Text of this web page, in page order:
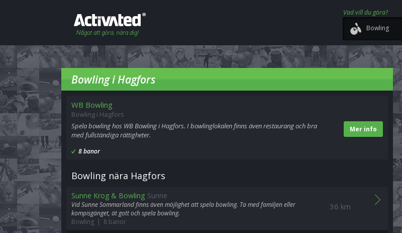
Vad vill du göra?
Bowling
Bowling i Hagfors
WB Bowling
Bowling i Hagfors
Mer info
Spela bowling hos WB Bowling i Hagfors. I bowlinglokalen finns även restaurang och bra
med fullständiga rättigheter.
8 banor
Bowling nära Hagfors
36 km
Sunne Krog & Bowling Sunne
Vid Sunne Sommarland finns även möjlighet att spela bowling. Ta med familjen eller
kompisgänget, ät gott och spela bowling.
Bowling | 8 banor